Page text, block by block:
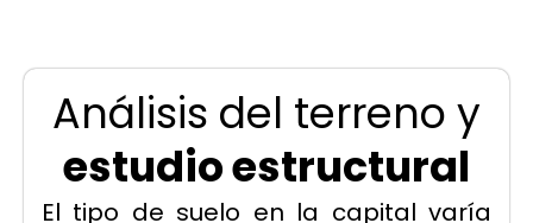
Análisis del terreno y
estudio estructural
El tipo de suelo en la capital varía